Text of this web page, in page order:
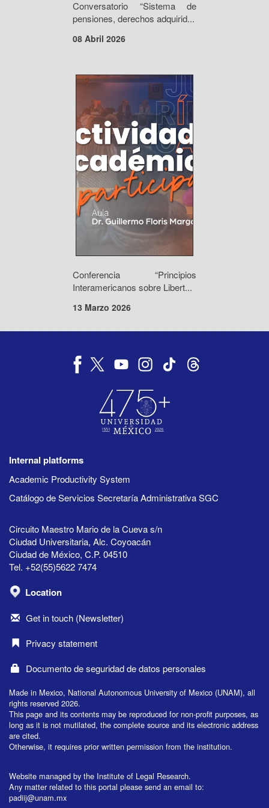
Conversatorio “Sistema de
pensiones, derechos adquirid...
08 Abril 2026
Conferencia “Principios
Interamericanos sobre Libert...
13 Marzo 2026
Internal platforms
Academic Productivity System
Catálogo de Servicios Secretaría Administrativa SGC
Circuito Maestro Mario de la Cueva s/n
Ciudad Universitaria, Alc. Coyoacán
Ciudad de México, C.P. 04510
Tel. +52(55)5622 7474
Location
Get in touch (Newsletter)
Privacy statement
Documento de seguridad de datos personales
Made in Mexico, National Autonomous University of Mexico (UNAM), all
rights reserved 2026.
This page and its contents may be reproduced for non-profit purposes, as
long as it is not mutilated, the complete source and its electronic address
are cited.
Otherwise, it requires prior written permission from the institution.
Website managed by the Institute of Legal Research.
Any matter related to this portal please send an email to:
padiij@unam.mx